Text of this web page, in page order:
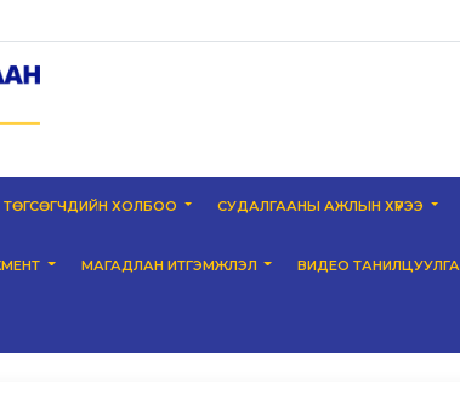
ТӨГСӨГЧДИЙН ХОЛБОО СУДАЛГААНЫ АЖЛЫН ХҮРЭЭ
МАГАДЛАН ИТГЭМЖЛЭЛ ВИДЕО ТАНИЛЦУУЛГА